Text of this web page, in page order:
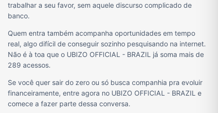
trabalhar a seu favor, sem aquele discurso complicado de
banco.
Quem entra também acompanha oportunidades em tempo
real, algo difícil de conseguir sozinho pesquisando na internet.
Não é à toa que o UBIZO OFFICIAL - BRAZIL já soma mais de
289 acessos.
Se você quer sair do zero ou só busca companhia pra evoluir
financeiramente, entre agora no UBIZO OFFICIAL - BRAZIL e
comece a fazer parte dessa conversa.